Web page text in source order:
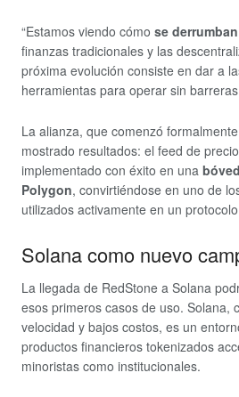
“Estamos viendo cómo se
finanzas tradicionales y las
próxima evolución consiste en dar a
herramientas para operar sin
La alianza, que comenzó
mostrado resultados: el feed de
implementado con éxito en una
Polygon, convirtiéndose en uno de
utilizados activamente en un
Solana como nuevo
La llegada de RedStone a Solana
esos primeros casos de uso. Solana,
velocidad y bajos costos, es un
productos financieros tokenizados
minoristas como institucionales.